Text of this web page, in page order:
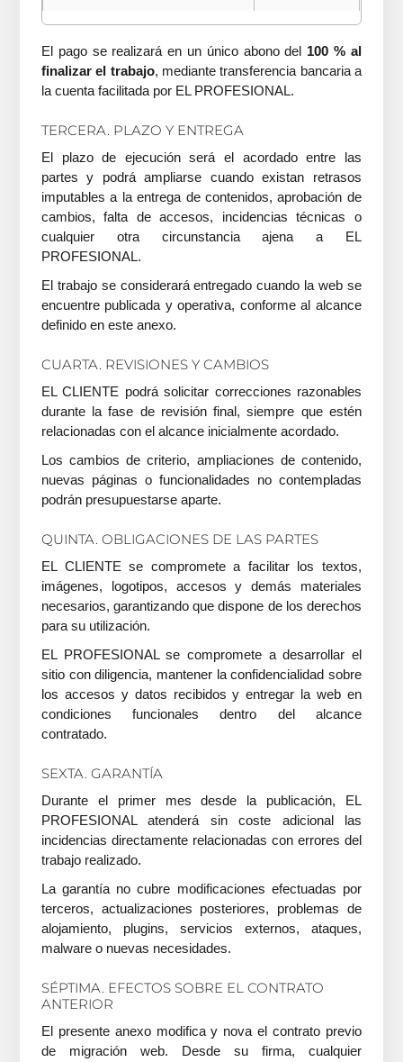
El pago se realizará en un único abono del 100 % al
finalizar el trabajo, mediante transferencia bancaria a
la cuenta facilitada por EL PROFESIONAL.
TERCERA. PLAZO Y ENTREGA
El plazo de ejecución será el acordado entre las
partes y podrá ampliarse cuando existan retrasos
imputables a la entrega de contenidos, aprobación de
cambios, falta de accesos, incidencias técnicas o
cualquier otra circunstancia ajena a EL
PROFESIONAL.
El trabajo se considerará entregado cuando la web se
encuentre publicada y operativa, conforme al alcance
definido en este anexo.
CUARTA. REVISIONES Y CAMBIOS
EL CLIENTE podrá solicitar correcciones razonables
durante la fase de revisión final, siempre que estén
relacionadas con el alcance inicialmente acordado.
Los cambios de criterio, ampliaciones de contenido,
nuevas páginas o funcionalidades no contempladas
podrán presupuestarse aparte.
QUINTA. OBLIGACIONES DE LAS PARTES
EL CLIENTE se compromete a facilitar los textos,
imágenes, logotipos, accesos y demás materiales
necesarios, garantizando que dispone de los derechos
para su utilización.
EL PROFESIONAL se compromete a desarrollar el
sitio con diligencia, mantener la confidencialidad sobre
los accesos y datos recibidos y entregar la web en
condiciones funcionales dentro del alcance
contratado.
SEXTA. GARANTÍA
Durante el primer mes desde la publicación, EL
PROFESIONAL atenderá sin coste adicional las
incidencias directamente relacionadas con errores del
trabajo realizado.
La garantía no cubre modificaciones efectuadas por
terceros, actualizaciones posteriores, problemas de
alojamiento, plugins, servicios externos, ataques,
malware o nuevas necesidades.
SÉPTIMA. EFECTOS SOBRE EL CONTRATO
ANTERIOR
El presente anexo modifica y nova el contrato previo
de migración web. Desde su firma, cualquier